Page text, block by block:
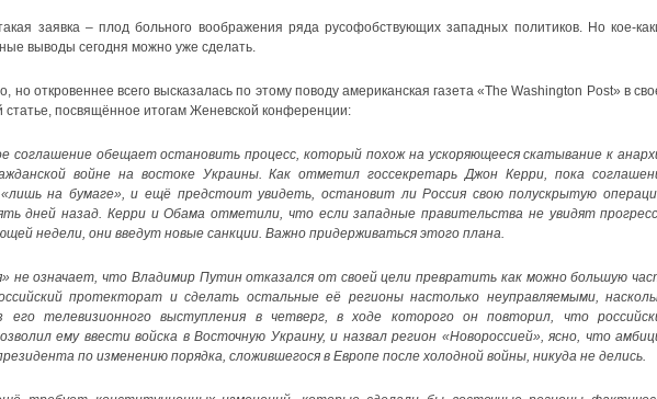
заявка – плод больного воображения ряда русофобствующих западных политиков. Но кое-
выводы сегодня можно уже сделать.
но откровеннее всего высказалась по этому поводу американская газета «The Washington Post» в
статье, посвящённое итогам Женевской конференции:
соглашение обещает остановить процесс, который похож на ускоряющееся скатывание к
войне на востоке Украины. Как отметил госсекретарь Джон Керри, пока
на бумаге», и ещё предстоит увидеть, остановит ли Россия свою полускрытую
дней назад. Керри и Обама отметили, что если западные правительства не увидят
недели, они введут новые санкции. Важно придерживаться этого плана.
не означает, что Владимир Путин отказался от своей цели превратить как можно большую
протекторат и сделать остальные её регионы настолько неуправляемыми,
его телевизионного выступления в четверг, в ходе которого он повторил, что
ему ввести войска в Восточную Украину, и назвал регион «Новороссией», ясно, что
по изменению порядка, сложившегося в Европе после холодной войны, никуда не делись.